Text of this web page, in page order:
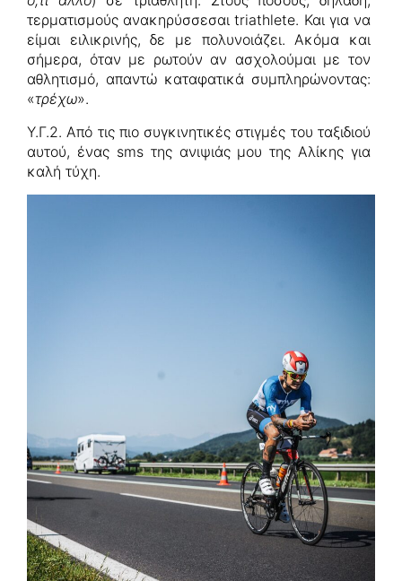
τερματισμούς ανακηρύσσεσαι triathlete. Και για να
είμαι ειλικρινής, δε με πολυνοιάζει. Ακόμα και
σήμερα, όταν με ρωτούν αν ασχολούμαι με τον
αθλητισμό, απαντώ καταφατικά συμπληρώνοντας:
«τρέχω».
Υ.Γ.2. Από τις πιο συγκινητικές στιγμές του ταξιδιού
αυτού, ένας sms της ανιψιάς μου της Αλίκης για
καλή τύχη.